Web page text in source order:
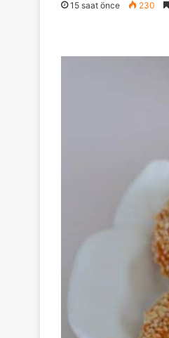
15 saat önce 230